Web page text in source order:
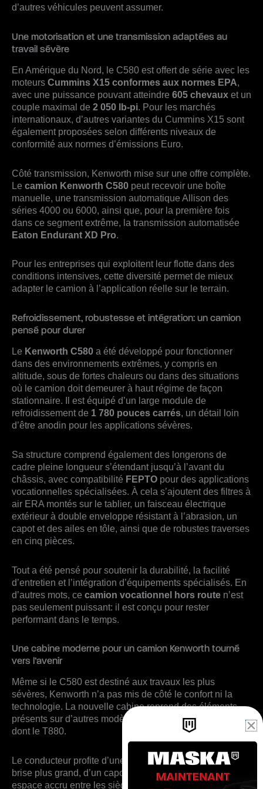
d’autres véhicules peuvent assumer.
Une motorisation et une transmission adaptées au
travail sévère
En Amérique du Nord, le C580 est offert de série avec les
moteurs Cummins X15 conformes aux normes EPA,
avec une puissance pouvant atteindre 605 chevaux et un
couple maximal de 2 050 lb-pi. Pour les marchés
internationaux, d’autres variantes du Cummins X15 sont
également proposées selon différents niveaux de
conformité aux normes d’émissions Euro.
Côté transmission, Kenworth mise sur une offre complète.
Le camion Kenworth C580 peut recevoir une boîte
manuelle, une transmission automatique Allison des
séries 4000 ou 6000, ainsi que, pour la première fois
dans ce segment extrême, la transmission automatisée
Eaton Endurant XD Pro.
Pour les entreprises qui exploitent leur flotte dans des
conditions intensives, cette diversité permet de mieux
adapter le camion à l’application réelle sur le terrain.
Refroidissement, robustesse et intégration: un camion
pensé pour durer
Le Kenworth C580 a été développé pour fonctionner
dans des environnements extrêmes, y compris en
altitude, sous de fortes chaleurs ou dans des situations
où le camion doit demeurer à haut régime de façon
stationnaire. Il est équipé d’un large module de
refroidissement de 1 780 pouces carrés, un détail loin
d’être anodin pour les applications sévères.
Sa structure comprend également des longerons de
cadre pleine longueur s’étendant jusqu’à l’avant du
châssis, avec compatibilité FEPTO pour des applications
vocationnelles spécialisées. À cela s’ajoutent des filtres à
air ERA montés sur le tablier, un faisceau électrique
extérieur à double enveloppe résistant à l’abrasion, un
capot et des ailes en tôle, ainsi que de robustes traverses
en cinq pièces.
Tout a été pensé pour soutenir la durabilité, la facilité
d’entretien et l’intégration d’équipements spécialisés. En
d’autres mots, ce camion vocationnel hors route n’est
pas seulement puissant: il est conçu pour rester
performant dans le temps.
Une cabine moderne pour un camion Kenworth tourné
vers l’avenir
Même si le C580 est destiné aux travaux les plus
sévères, Kenworth n’a pas mis de côté le confort ni la
technologie. La nouvelle cabine reprend des éléments
présents sur d’autres modèles vocationnels de la marque,
dont le T880.
Le conducteur profite d’une meilleure visibilité, d’un pare-
brise plus grand, d’un capot au profil optimisé et d’un
espace accru entre les sièges par rapport au C500. Le